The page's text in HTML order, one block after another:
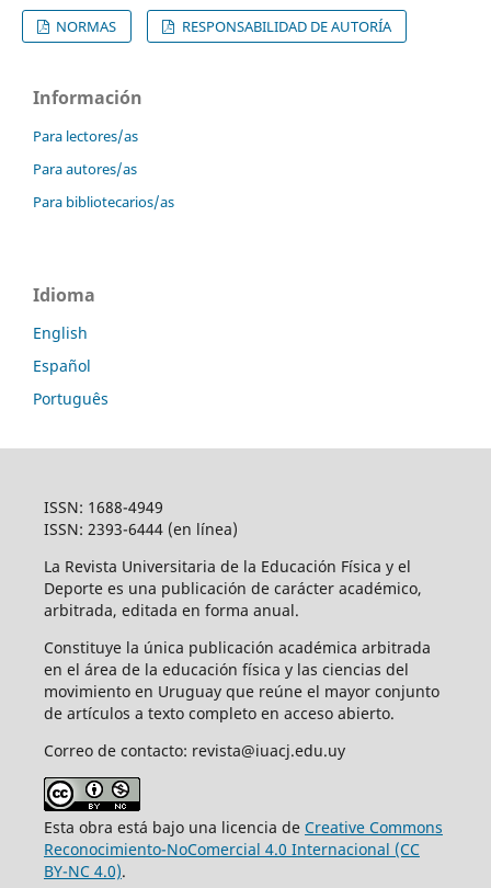
NORMAS
RESPONSABILIDAD DE AUTORÍA
Información
Para lectores/as
Para autores/as
Para bibliotecarios/as
Idioma
English
Español
Português
ISSN: 1688-4949
ISSN: 2393-6444 (en línea)
La Revista Universitaria de la Educación Física y el
Deporte es una publicación de carácter académico,
arbitrada, editada en forma anual.
Constituye la única publicación académica arbitrada
en el área de la educación física y las ciencias del
movimiento en Uruguay que reúne el mayor conjunto
de artículos a texto completo en acceso abierto.
Correo de contacto: revista@iuacj.edu.uy
Esta obra está bajo una licencia de Creative Commons
Reconocimiento-NoComercial 4.0 Internacional (CC
BY-NC 4.0).